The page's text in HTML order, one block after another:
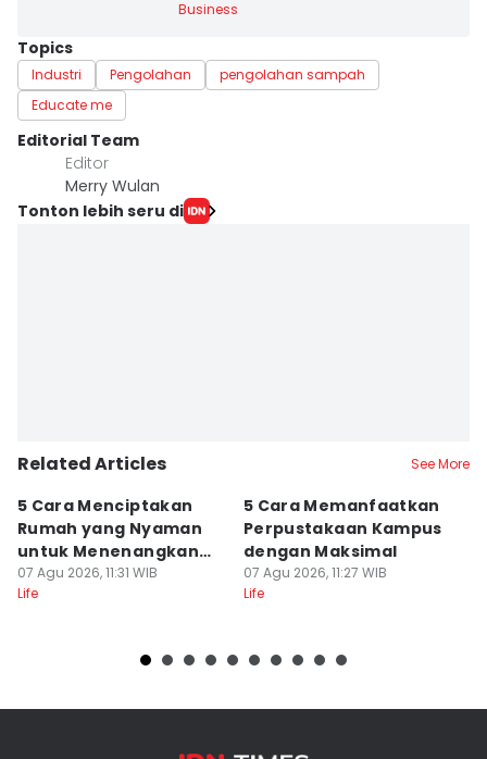
Business
Topics
Industri Pengolahan
pengolahan sampah
Educate me
Editorial Team
Editor
Merry Wulan
Tonton lebih seru di
Related Articles See More
5 Cara Menciptakan
Rumah yang Nyaman
untuk Menenangkan
Pikiran
07 Agu 2026, 11:31 WIB
Life
5 Cara Memanfaatkan
Perpustakaan Kampus
dengan Maksimal
07 Agu 2026, 11:27 WIB
Life